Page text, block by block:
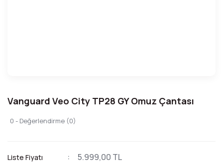
Vanguard Veo City TP28 GY Omuz Çantası
0 - Değerlendirme (0)
Liste Fiyatı 5.999,00 TL